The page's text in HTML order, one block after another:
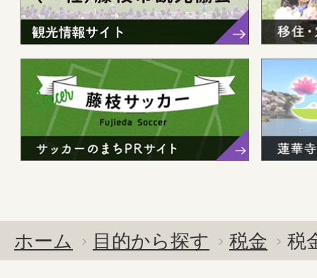
ホーム 目的から探す 税金 税